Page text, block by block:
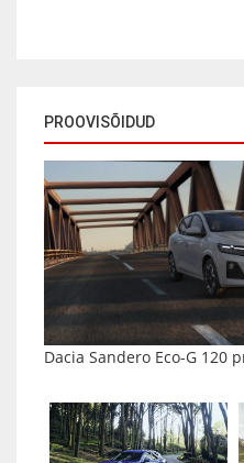
PROOVISÕIDUD
Dacia Sandero Eco-G 120